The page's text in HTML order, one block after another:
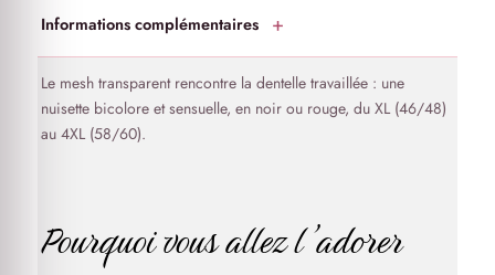
Informations complémentaires
Le mesh transparent rencontre la dentelle travaillée : une
nuisette bicolore et sensuelle, en noir ou rouge, du XL (46/48)
au 4XL (58/60).
Pourquoi vous allez l’adorer